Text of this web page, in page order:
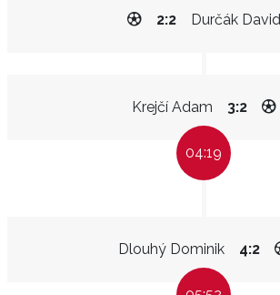
Durčák David
2:2
Krejčí Adam 3:2
04:19
Dlouhý Dominik 4:2